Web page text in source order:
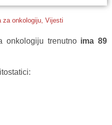
za onkologiju Vijesti
trenutno ima 89